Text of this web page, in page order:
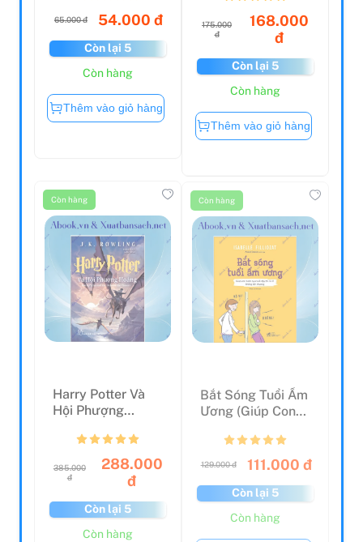
65.000 đ 54.000 đ
Còn lại 5
Còn hàng
Thêm vào giỏ hàng
175.000
đ
168.000
đ
Còn lại 5
Còn hàng
Thêm vào giỏ hàng
Harry Potter Và
Hội Phượng
Hoàng - Tập 5
(Tái Bản ...
đ
288.000
đ
Còn lại 5
Còn hàng
Còn hàng
Bắt Sóng Tuổi Ẩm
Ương (Giúp Con
Bước Qua Tuổi
Dậy ...
111.000 đ
Còn lại 5
Còn hàng